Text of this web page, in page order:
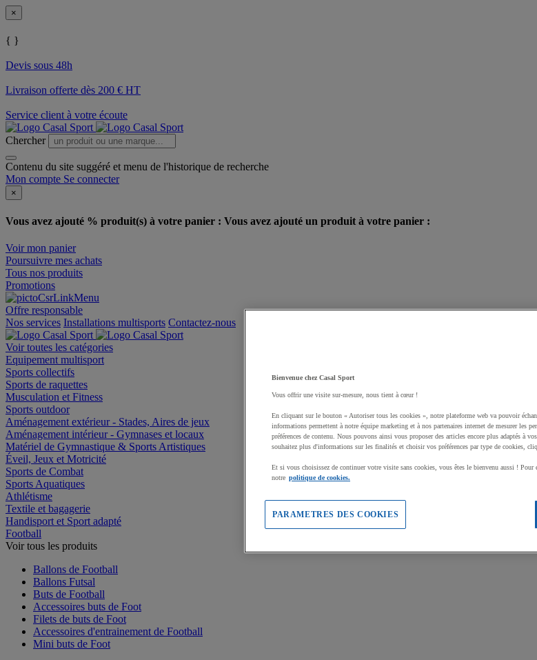
×
{ }
Devis sous 48h
Livraison offerte dès 200 € HT
Service client à votre écoute
Chercher
Contenu du site suggéré et menu de l'historique de recherche
Mon compte Se connecter
×
Vous avez ajouté % produit(s) à votre panier : Vous avez ajouté un produit à votre panier :
Voir mon panier
Poursuivre mes achats
Tous nos produits
Promotions
Offre responsable
Nos services Installations multisports Contactez-nous
Voir toutes les catégories
Equipement multisport
Sports collectifs
Sports de raquettes
Musculation et Fitness
Sports outdoor
Aménagement extérieur - Stades, Aires de jeux
Aménagement intérieur - Gymnases et locaux
Matériel de Gymnastique & Sports Artistiques
Éveil, Jeux et Motricité
Sports de Combat
Sports Aquatiques
Athlétisme
Textile et bagagerie
Handisport et Sport adapté
Football
Voir tous les produits
Ballons de Football
Ballons Futsal
Buts de Football
Accessoires buts de Foot
Filets de buts de Foot
Accessoires d'entrainement de Football
Mini buts de Foot
Bienvenue chez Casal Sport
Vous offrir une visite sur-mesure, nous tient à cœur !
En cliquant sur le bouton « Autoriser tous les cookies », notre plateforme web va pouvoir
informations permettent à notre équipe marketing et à nos partenaires internet de mesurer les
préférences de contenu. Nous pouvons ainsi vous proposer des articles encore plus adaptés à
souhaitez plus d'informations sur les finalités et choisir vos préférences par type de cookies,
Et si vous choisissez de continuer votre visite sans cookies, vous êtes le bienvenu aussi !
notre politique de cookies.
PARAMETRES DES COOKIES